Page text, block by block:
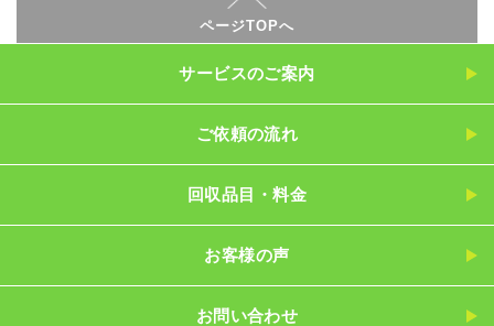
ページTOPへ
サービスのご案内
ご依頼の流れ
回収品目・料金
お客様の声
お問い合わせ